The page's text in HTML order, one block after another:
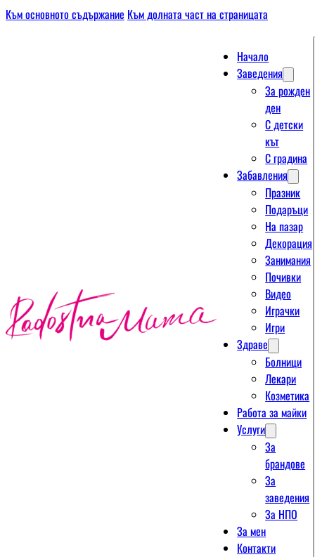
Към основното съдържание Към долната част на страницата
Начало
Заведения
За рожден
ден
С детски
кът
С градина
Забавления
Празник
Подаръци
На пазар
Декорация
Занимания
Почивки
Видео
Играчки
Игри
Здраве
Болници
Лекари
Козметика
Работа за майки
Услуги
За
брандове
За
заведения
За НПО
За мен
Контакти